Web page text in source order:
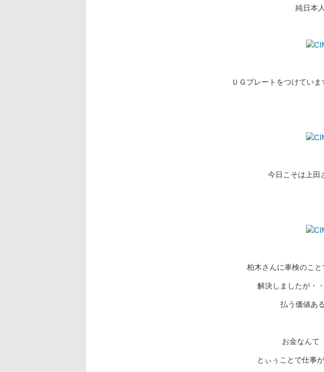
純日本
ＵＧプレートをつけてい
今日こそは上田
柏木さんに車検のこ
解決しましたが・
払う価値あ
お金なん
とぃぅことで仕